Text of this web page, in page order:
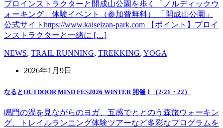
プロインストラクターと開成山公園を歩く「ノルディックウ
ォーキング」体験イベント（参加費無料） 「開成山公園」
公式サイトhttps://www.kaiseizan-park.com 【ポイント】プロイ
ンストラクターと一緒に […]
NEWS, TRAIL RUNNING, TREKKING, YOGA
2026年1月9日
なるとOUTDOOR MIND FES2026 WINTER 開催！（2/21・22）
鳴門の渦を見ながらのヨガ、五感でととのう森旅ウォーキン
グ、トレイルランニング体験ツアーなど多彩なプログラムを